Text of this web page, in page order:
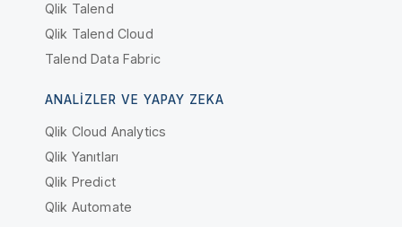
Qlik Talend
Qlik Talend Cloud
Talend Data Fabric
ANALIZLER VE YAPAY ZEKA
Qlik Cloud Analytics
Qlik Yanıtları
Qlik Predict
Qlik Automate